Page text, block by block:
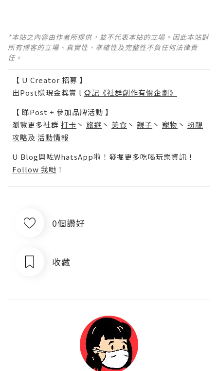
*本站之內容由作者所提供，並不代表本站的立場。因此本站對
所有博客的立場、真實性、準確性及完整性不負任何法律責
任。
【 U Creator 招募 】
出Post賺現金獎賞 l 登記《社群創作有價企劃》
【 睇Post + 參加品牌活動 】
瀏覽更多社群 打卡 丶 旅遊 丶 美食 丶 親子 丶 寵物 丶 扮靚
攻略及 活動情報
U Blog開咗WhatsApp啦！發掘更多吃喝玩樂資訊！
Follow 我哋 ！
0個讚好
收藏